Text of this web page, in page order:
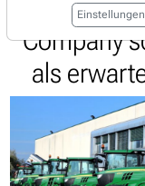
Company
als
Einstellungen